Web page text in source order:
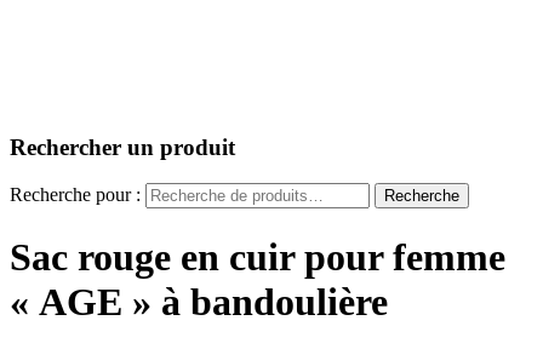
Rechercher un produit
Recherche pour : Recherche
Sac rouge en cuir pour femme
« AGE » à bandoulière